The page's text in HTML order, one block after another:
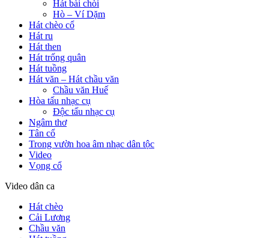
Hát bài chòi
Hò – Ví Dặm
Hát chèo cổ
Hát ru
Hát then
Hát trống quân
Hát tuồng
Hát văn – Hát chầu văn
Chầu văn Huế
Hòa tấu nhạc cụ
Độc tấu nhạc cụ
Ngâm thơ
Tân cổ
Trong vườn hoa âm nhạc dân tộc
Video
Vọng cổ
Video dân ca
Hát chèo
Cải Lương
Chầu văn